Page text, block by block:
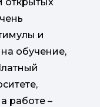
и
обучение,
работе –